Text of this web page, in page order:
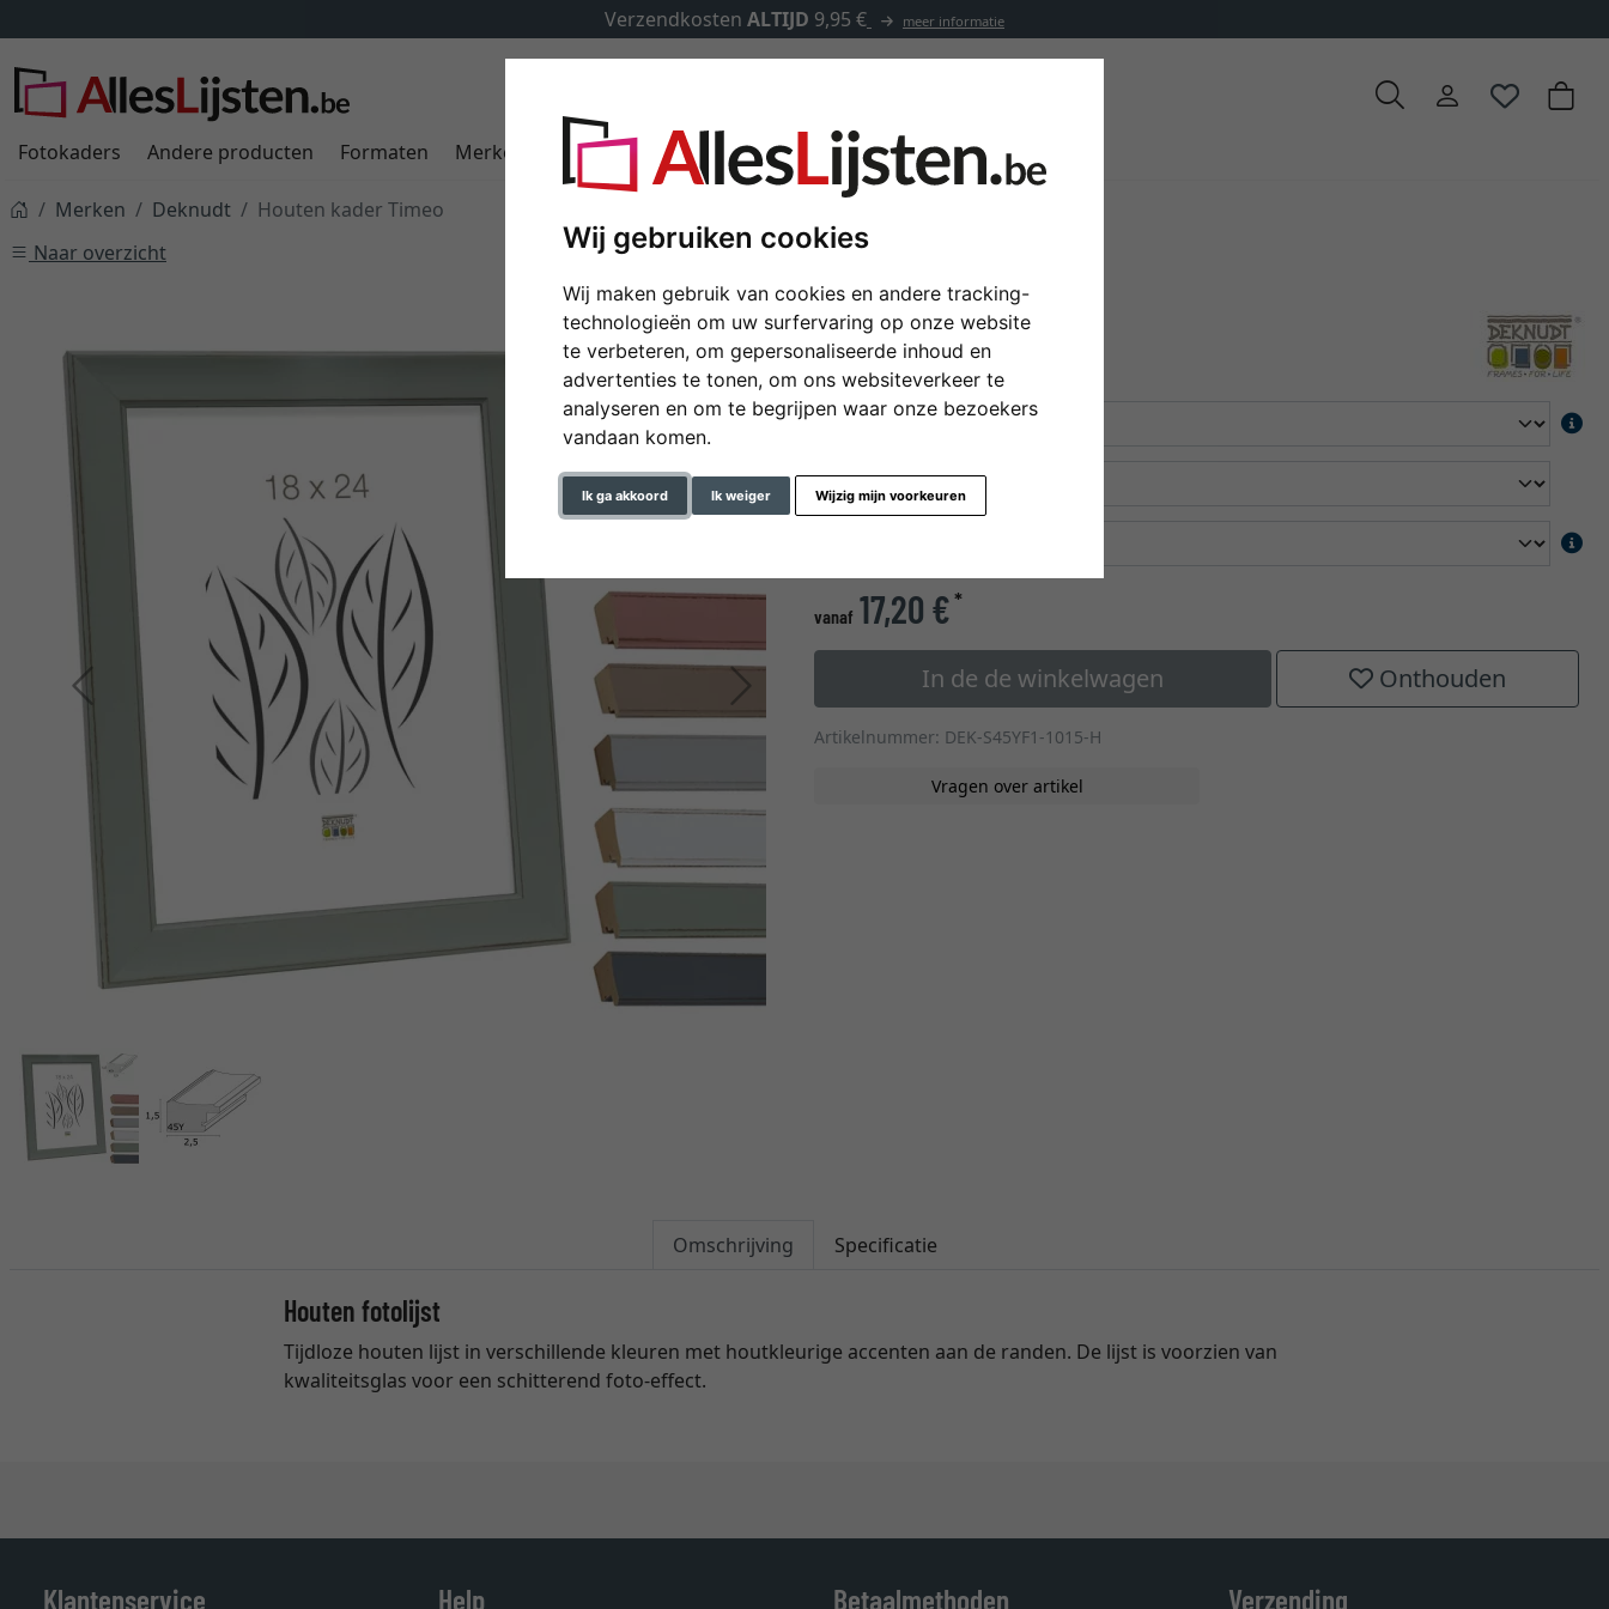
Wij gebruiken cookies
Wij maken gebruik van cookies en andere tracking-
technologieën om uw surfervaring op onze website
te verbeteren, om gepersonaliseerde inhoud en
advertenties te tonen, om ons websiteverkeer te
analyseren en om te begrijpen waar onze bezoekers
vandaan komen.
Ik ga akkoord Ik weiger Wijzig mijn voorkeuren
Verzendkosten ALTIJD 9,95 € meer informatie
Fotokaders Andere producten Formaten Merken Kaders op maat Passe-partouts Toebehoren
Merken Deknudt
Houten kader Timeo
Naar overzicht
Terug Verder
Houten kader Timeo
formaat
kleur
vanaf 17,20 €*
In de de winkelwagen Onthouden
Artikelnummer: DEK-S45YF1-1015-H
Vragen over artikel
Omschrijving Specificatie
Houten fotolijst
Tijdloze houten lijst in verschillende kleuren met houtkleurige accenten aan de randen. De lijst is voorzien van
kwaliteitsglas voor een schitterend foto-effect.
Klantenservice Help Betaalmethoden Verzending